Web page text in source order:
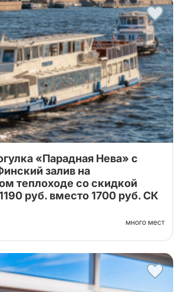
по рекам и каналам Петербурга.
маршрут Нева – Фонтанка –
Мойка – Зимняя канавка – Нева
по Неве со скидкой!
«Парадная Нева» с
залив на
теплоходе со скидкой
руб. вместо 1700 руб. СК
много мест